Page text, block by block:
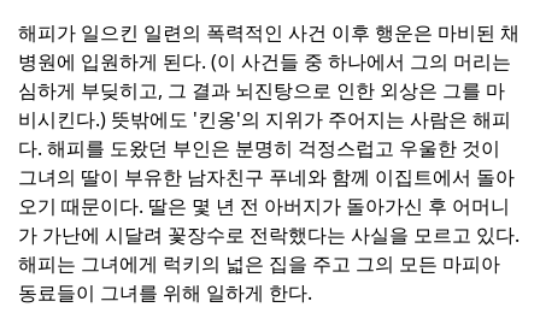
해피가 일으킨 일련의 폭력적인 사건 이후 행운은 마비된 채
병원에 입원하게 된다. (이 사건들 중 하나에서 그의 머리는
심하게 부딪히고, 그 결과 뇌진탕으로 인한 외상은 그를 마
비시킨다.) 뜻밖에도 '킨옹'의 지위가 주어지는 사람은 해피
다. 해피를 도왔던 부인은 분명히 걱정스럽고 우울한 것이
그녀의 딸이 부유한 남자친구 푸네와 함께 이집트에서 돌아
오기 때문이다. 딸은 몇 년 전 아버지가 돌아가신 후 어머니
가 가난에 시달려 꽃장수로 전락했다는 사실을 모르고 있다.
해피는 그녀에게 럭키의 넓은 집을 주고 그의 모든 마피아
동료들이 그녀를 위해 일하게 한다.